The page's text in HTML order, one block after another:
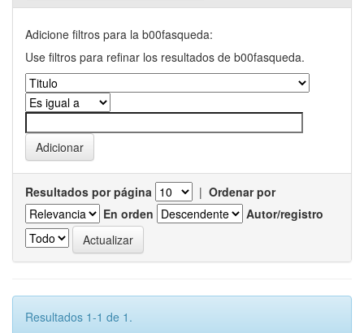
Adicione filtros para la b00fasqueda:
Use filtros para refinar los resultados de b00fasqueda.
Resultados por página | Ordenar por
En orden
Autor/registro
Resultados 1-1 de 1.